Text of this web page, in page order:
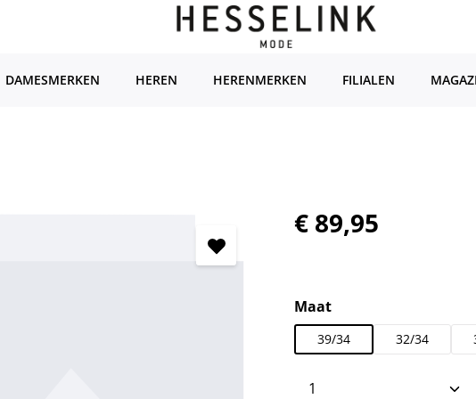
DAMESMERKEN HEREN HERENMERKEN FILIALEN
Normale prijs:
€ 89,95
Selecteer
Maat
39/34 32/34